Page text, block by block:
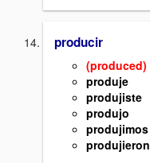
producir
(produced)
produje
produjiste
produjo
produjimos
produjieron